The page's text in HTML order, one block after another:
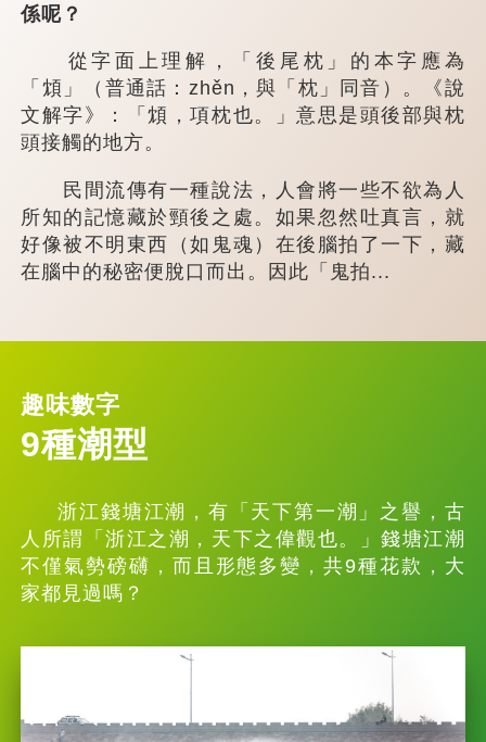
係呢？
從字面上理解，「後尾枕」的本字應為
「䪴」（普通話：zhěn，與「枕」同音）。《說
文解字》：「䪴，項枕也。」意思是頭後部與枕
頭接觸的地方。
民間流傳有一種說法，人會將一些不欲為人
所知的記憶藏於頸後之處。如果忽然吐真言，就
好像被不明東西（如鬼魂）在後腦拍了一下，藏
在腦中的秘密便脫口而出。因此「鬼拍...
趣味數字
9種潮型
浙江錢塘江潮，有「天下第一潮」之譽，古
人所謂「浙江之潮，天下之偉觀也。」錢塘江潮
不僅氣勢磅礴，而且形態多變，共9種花款，大
家都見過嗎？